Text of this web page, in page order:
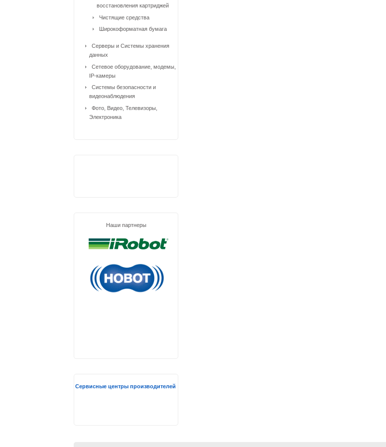
восстановления картриджей
Чистящие средства
Широкоформатная бумага
Серверы и Системы хранения
данных
Сетевое оборудование, модемы,
IP-камеры
Системы безопасности и
видеонаблюдения
Фото, Видео, Телевизоры,
Электроника
Наши партнеры
Сервисные центры производителей